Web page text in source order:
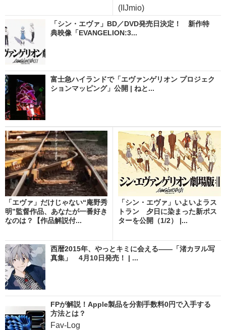
(IIJmio)
「シン・エヴァ」BD／DVD発売日決定！ 新作特
典映像「EVANGELION:3...
富士急ハイランドで「エヴァンゲリオン プロジェク
ションマッピング」公開 | ねと...
「エヴァ」だけじゃない“庵野秀
明”監督作品、あなたが一番好き
なのは？【作品解説付...
「シン・エヴァ」いよいよラス
トラン 夕日に染まった新ポス
ターを公開（1/2） |...
西暦2015年、やっとキミに会える――「渚カヲル写
真集」 4月10日発売！ | ...
FPが解説！Apple製品を分割手数料0円で入手する
方法とは？
Fav-Log